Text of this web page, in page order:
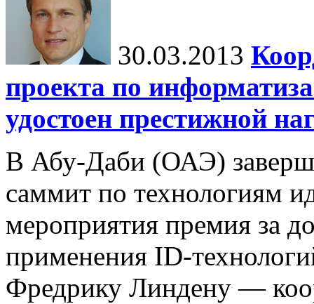
30.03.2013
проекта по
удостоен престижной
В Абу-Даби (ОАЭ)
саммит по технологиям
мероприятия премия за
применения ID-
Фредрику Линдену —